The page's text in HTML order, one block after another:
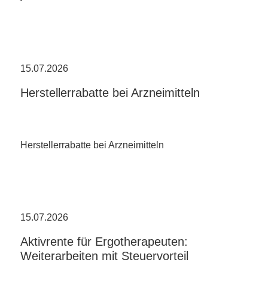
15.07.2026
Herstellerrabatte bei Arzneimitteln
Herstellerrabatte bei Arzneimitteln
15.07.2026
Aktivrente für Ergotherapeuten:
Weiterarbeiten mit Steuervorteil